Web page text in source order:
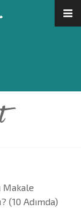
Makale
(10 Adımda)